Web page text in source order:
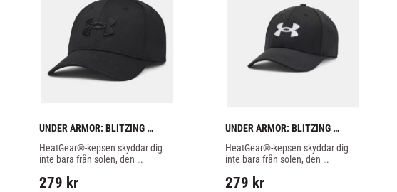
UNDER ARMOR: BLITZING
STRETCH KEPS - SVART
HeatGear®-kepsen skyddar dig
inte bara från solen, den
hålla dig torr och sval.
279 kr
UNDER ARMOR: BLITZING
STRETCH KEPS - SVART/VIT
HeatGear®-kepsen skyddar dig
inte bara från solen, den
hålla dig torr och sval.
279 kr